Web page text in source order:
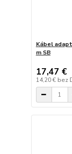
Kábel
m SB
17,47 €
14,20 € bez